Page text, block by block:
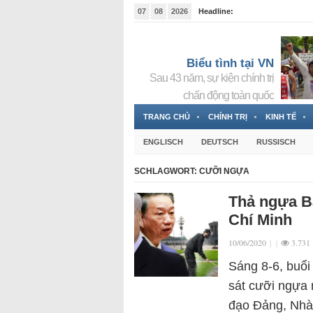
07 08 2026
Headline:
Biểu tình tại VN
Sau 43 năm, sự kiện chính trị
chấn động toàn quốc
TRANG CHỦ CHÍNH TRỊ KINH TẾ
ENGLISCH DEUTSCH RUSSISCH
SCHLAGWORT: CƯỠI NGỰA
Thả ngựa
Chí Minh
10/06/2020 | | 3.731
Sáng 8-6,
sát cưỡi ngựa
đạo Đảng,